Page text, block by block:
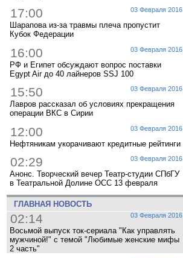
03 Февраля 2016
17:00
Шарапова из-за травмы плеча пропустит
Кубок Федерации
03 Февраля 2016
16:00
РФ и Египет обсуждают вопрос поставки
Egypt Air до 40 лайнеров SSJ 100
03 Февраля 2016
15:50
Лавров рассказал об условиях прекращения
операции ВКС в Сирии
03 Февраля 2016
12:00
Нефтяникам укорачивают кредитные рейтинги
03 Февраля 2016
02:29
Анонс. Творческий вечер Театр-студии СПбГУ
в Театральной Долине ОСС 13 февраля
ГЛАВНАЯ НОВОСТЬ
03 Февраля 2016
02:14
Восьмой выпуск ток-сериала "Как управлять
мужчиной!" с темой "Любимые женские мифы
2 часть"